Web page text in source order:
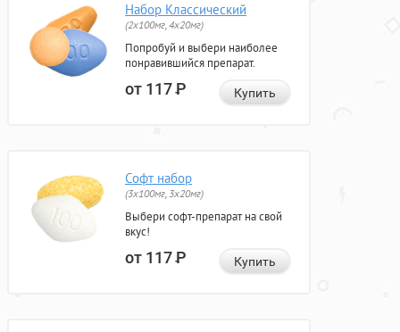
Набор Классический
(2x100мг, 4x20мг)
Попробуй и выбери наиболее
понравившийся препарат.
от 117Р Купить
Софт набор
(3x100мг, 3x20мг)
Выбери софт-препарат на свой
вкус!
от 117Р Купить